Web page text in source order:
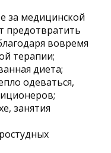
за медицинской
предотвратить
вовремя
терапии;
диета;
одеваться,
занятия